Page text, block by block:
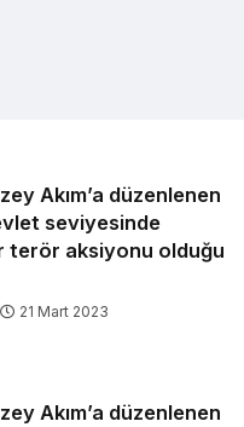
Akım’a düzenlenen
seviyesinde
terör aksiyonu olduğu
21 Mart 2023
Akım’a düzenlenen